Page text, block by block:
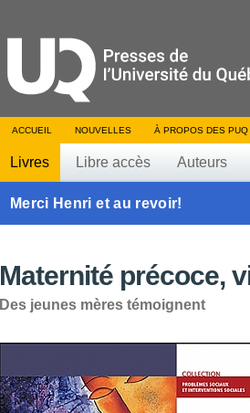
ACCUEIL NOUVELLES À PROPOS DES PUQ
Livres Libre accès Auteurs
Merci Henri et au revoir!
Maternité précoce,
Des jeunes mères témoignent